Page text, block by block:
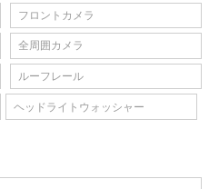
フロントカメラ
全周囲カメラ
ルーフレール
ヘッドライトウォッシャー